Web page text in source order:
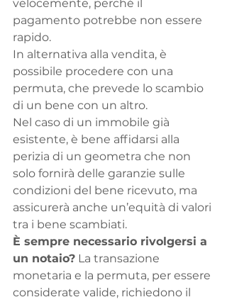
velocemente, perché il
pagamento potrebbe non essere
rapido.
In alternativa alla vendita, è
possibile procedere con una
permuta, che prevede lo scambio
di un bene con un altro.
Nel caso di un immobile già
esistente, è bene affidarsi alla
perizia di un geometra che non
solo fornirà delle garanzie sulle
condizioni del bene ricevuto, ma
assicurerà anche un’equità di valori
tra i bene scambiati.
È sempre necessario rivolgersi a
un notaio? La transazione
monetaria e la permuta, per essere
considerate valide, richiedono il